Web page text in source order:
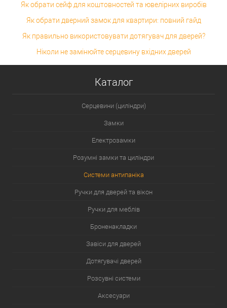
Як обрати сейф для коштовностей та ювелірних виробів
Як обрати дверний замок для квартири: повний гайд
Як правильно використовувати дотягувач для дверей?
Ніколи не замінюйте серцевину вхідних дверей
Каталог
Серцевини (циліндри)
Замки
Електрозамки
Розумні замки та циліндри
Системи антипаніка
Ручки для дверей та вікон
Ручки для меблів
Броненакладки
Завіси для дверей
Дотягувачі дверей
Розсувні системи
Аксесуари